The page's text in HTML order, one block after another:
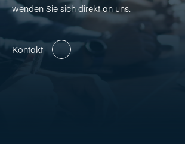
wenden Sie sich direkt an uns.
Kontakt